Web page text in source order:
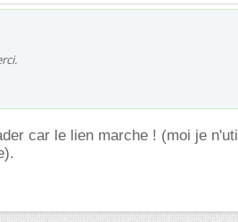
car le lien marche ! (moi je